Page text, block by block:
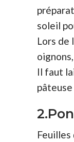
soleil
Lors de
Il faut
Feuilles